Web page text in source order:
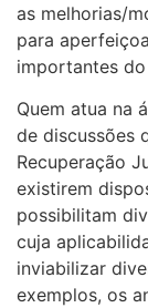
as melhorias/
para
importantes do
Quem atua na
de discussões
Recuperação
existirem
possibilitam
cuja
inviabilizar
exemplos, os